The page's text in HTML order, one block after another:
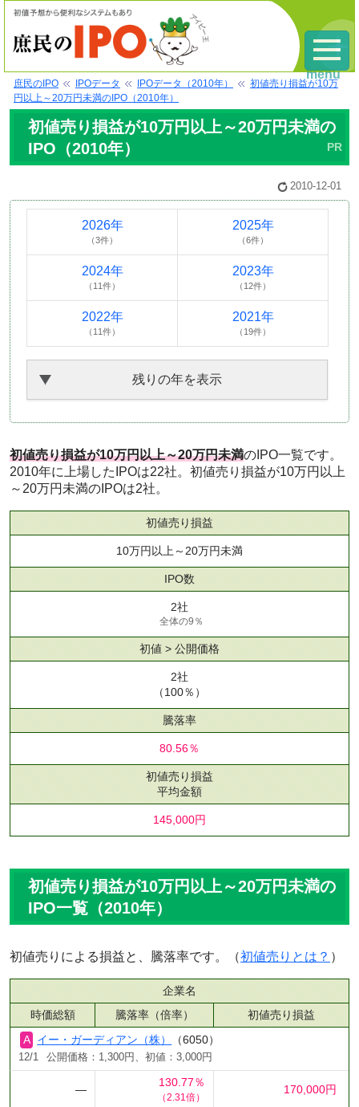
庶民のIPO IPOデータ IPOデータ（2010年）
初値売り損益が10万
円以上～20万円未満のIPO（2010年）
初値売り損益が10万円以上～20万円未満の
IPO（2010年）
2010-12-01
2026年
（3件）
2025年
（6件）
2024年
（11件）
2023年
（12件）
2022年
（11件）
2021年
（19件）
残りの年を表示
初値売り損益が10万円以上～20万円未満のIPO一覧です。
2010年に上場したIPOは22社。初値売り損益が10万円以上
～20万円未満のIPOは2社。
初値売り損益
10万円以上～20万円未満
IPO数
2社
全体の9％
初値 > 公開価格
2社
（100％）
騰落率
80.56％
初値売り損益
平均金額
145,000円
初値売り損益が10万円以上～20万円未満の
IPO一覧（2010年）
初値売りによる損益と、騰落率です。（初値売りとは？ ）
企業名
時価総額
騰落率（倍率）
初値売り損益
イー・ガーディアン（株）
（6050）
12/1 公開価格：1,300円、初値：3,000円
―
130.77％
（2.31倍）
170,000円
menu